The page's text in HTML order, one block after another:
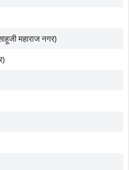
महाराज नगर)